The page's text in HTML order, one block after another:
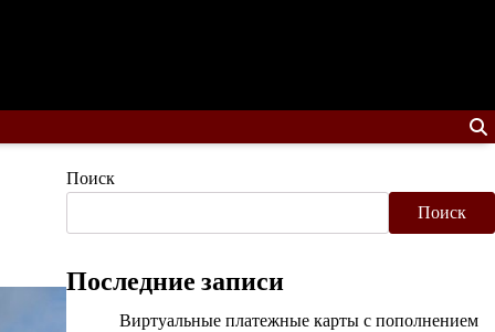
Поиск
Поиск
Последние записи
Виртуальные платежные карты с пополнением